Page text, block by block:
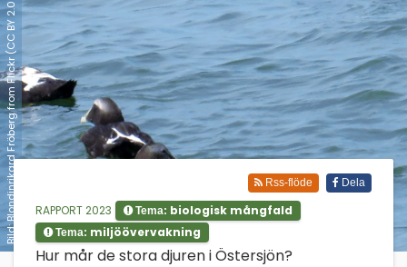
Bild: Blondinrikard Fröberg from Flickr (CC BY 2.0 Deed) Dela
Rss-flöde
RAPPORT 2023 Tema: biologisk mångfald
Tema: miljöövervakning
Hur mår de stora djuren i Östersjön?